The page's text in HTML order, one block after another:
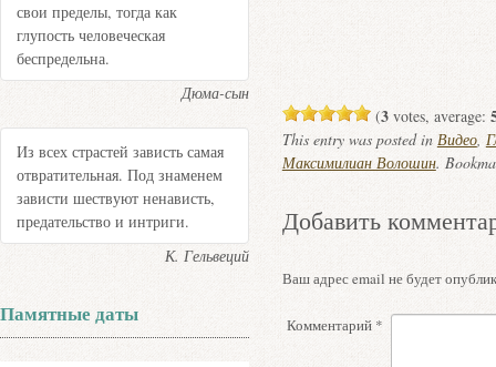
(3votes, average:
This entry was posted in Видео,
Максимилиан Волошин.
Добавить
Ваш адрес email не будет
Комментарий *
свои пределы, тогда как
глупость человеческая
беспредельна.
Дюма-сын
Из всех страстей зависть самая
отвратительная. Под знаменем
зависти шествуют ненависть,
предательство и интриги.
К. Гельвеций
Памятные даты